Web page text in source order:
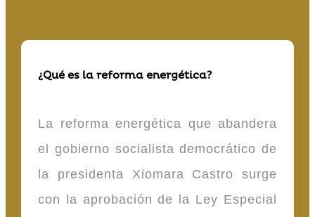
¿Qué es la reforma energética?
La reforma energética que abandera
el gobierno socialista democrático de
la presidenta Xiomara Castro surge
con la aprobación de la Ley Especial